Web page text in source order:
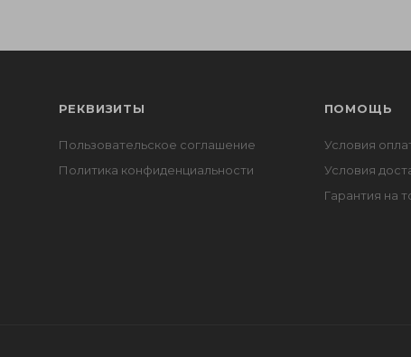
РЕКВИЗИТЫ
Пользовательское соглашение
Политика конфиденциальности
ПОМОЩЬ
Условия
Условия
Гарантия на